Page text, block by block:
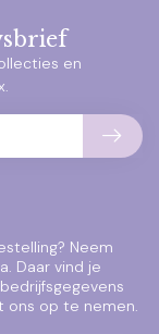
Neem
Daar vind je
ons op te nemen.
en